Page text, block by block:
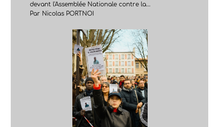
devant l'Assemblée Nationale contre la...
Par Nicolas PORTNOI